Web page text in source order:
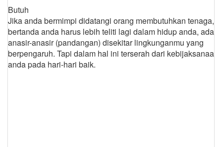
Butuh
Jika anda bermimpi didatangi orang membutuhkan tenaga,
bertanda anda harus lebih teliti lagi dalam hidup anda, ada
anasir-anasir (pandangan) disekitar lingkunganmu yang
berpengaruh. Tapi dalam hal ini terserah dari kebijaksanaan
anda pada hari-hari baik.